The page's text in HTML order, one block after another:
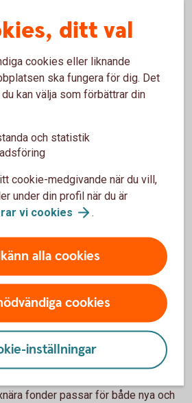
annat innebär att bolag med
premieras. Det finns
olika inriktningar.
Edge – se
indexnära fonder
varför?
fonder passar för både nya och
ditt val
cookies eller liknande
ska fungera för dig. Det
kan välja som förbättrar din
och statistik
cookie-medgivande när du vill,
under din profil när du är
vi cookies .
alla cookies
cookies
inställningar